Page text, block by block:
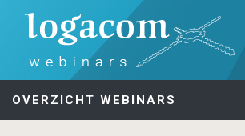
OVERZICHT WEBINARS